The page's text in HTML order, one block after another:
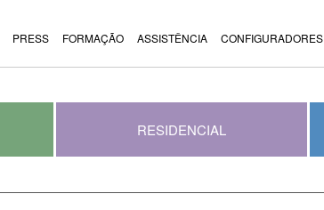
PRESS FORMAÇÃO ASSISTÊNCIA CONFIGURADORES
RESIDENCIAL